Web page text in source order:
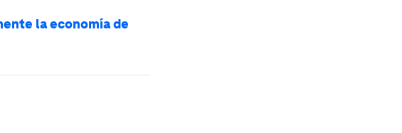
la economía de